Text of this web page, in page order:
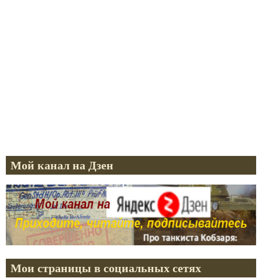
Мой канал на Дзен
Мои страницы в социальных сетях